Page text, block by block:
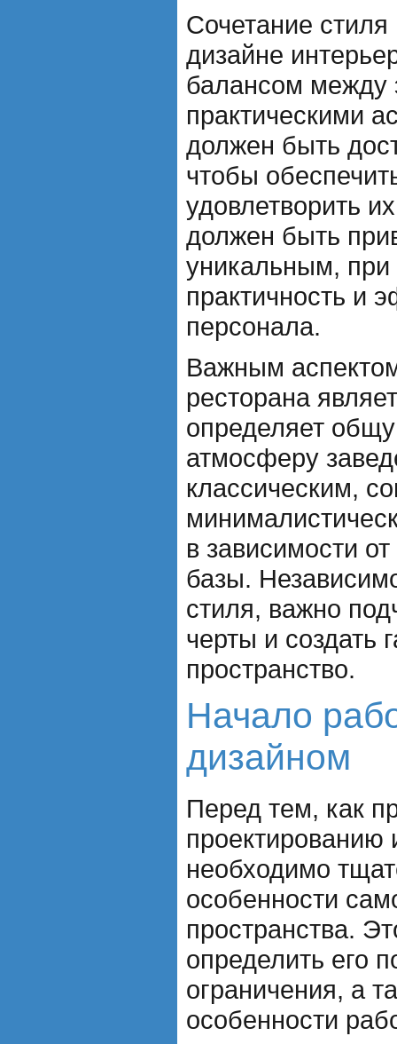
Сочетание
дизайне
балансом между
практическими
должен быть
чтобы
удовлетворить
должен быть
уникальным, при
практичность и
персонала.
Важным
ресторана
определяет
атмосферу
классическим,
в зависимости
базы.
стиля, важно
черты и создать
пространство.
Начало
дизайном
Перед тем, как
проектированию
необходимо
особенности
пространства.
определить его
ограничения, а
особенности